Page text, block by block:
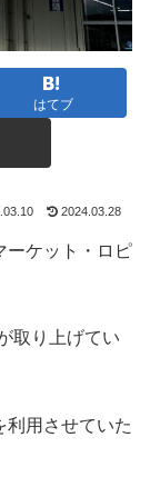
はてブ
2024.03.28
ーケット・ロピ
取り上げてい
利用させていた